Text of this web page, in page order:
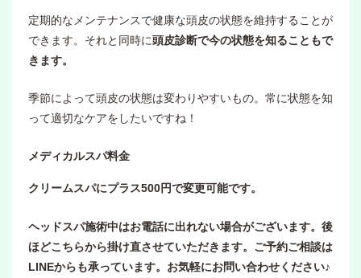
定期的なメンテナンスで健康な頭皮の状態を維持することが
できます。それと同時に頭皮診断で今の状態を知ることもで
きます。
季節によって頭皮の状態は変わりやすいもの。常に状態を知
って適切なケアをしたいですね！
メディカルスパ料金
クリームスパにプラス500円で変更可能です。
ヘッドスパ施術中はお電話に出れない場合がございます。後
ほどこちらから掛け直させていただきます。ご予約ご相談は
LINEからも承っています。お気軽にお問い合わせください♪